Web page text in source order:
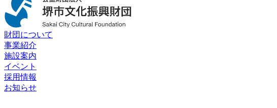
財団について
事業紹介
施設案内
イベント
採用情報
お知らせ